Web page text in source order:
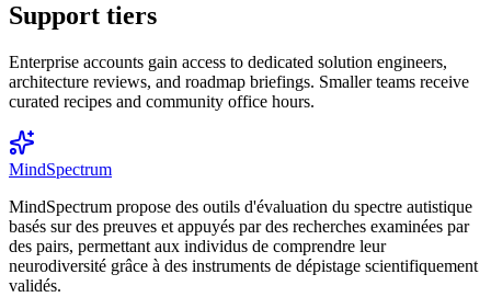
Support tiers
Enterprise accounts gain access to dedicated solution engineers,
architecture reviews, and roadmap briefings. Smaller teams receive
curated recipes and community office hours.
MindSpectrum
MindSpectrum propose des outils d'évaluation du spectre autistique
basés sur des preuves et appuyés par des recherches examinées par
des pairs, permettant aux individus de comprendre leur
neurodiversité grâce à des instruments de dépistage scientifiquement
validés.